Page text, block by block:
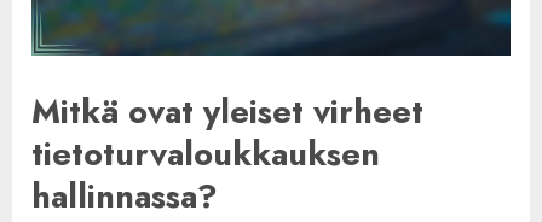
Mitkä ovat yleiset virheet
tietoturvaloukkauksen
hallinnassa?